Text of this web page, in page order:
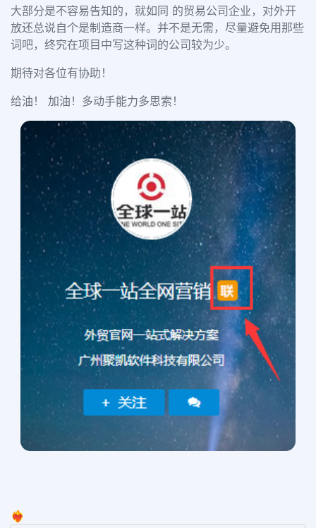
大部分是不容易告知的，就如同 的贸易公司企业，对外开
放还总说自个是制造商一样。并不是无需，尽量避免用那些
词吧，终究在项目中写这种词的公司较为少。
期待对各位有协助！
给油！ 加油！多动手能力多思索！
❤️‍🔥